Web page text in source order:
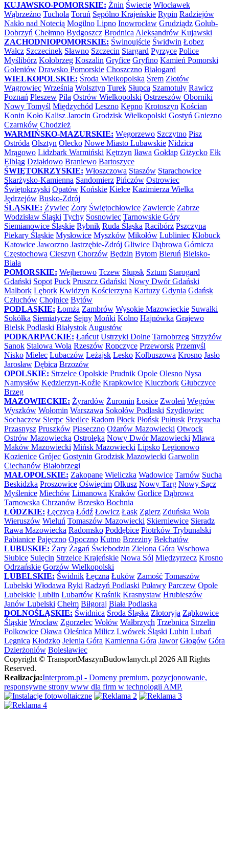
KUJAWSKO-POMORSKIE: Żnin Świecie Włocławek
Wąbrzeźno Tuchola Toruń Sępólno Krajeńskie Rypin Radziejów
Nakło nad Notecią Mogilno Lipno Inowrocław Grudziądz Golub-
Dobrzyń Chełmno Bydgoszcz Brodnica Aleksandrów Kujawski
ZACHODNIOPOMORSKIE: Świnoujście Świdwin Łobez
Wałcz Szczecinek Sławno Szczecin Stargard Pyrzyce Police
Myślibórz Kołobrzeg Koszalin Gryfice Gryfino Kamień Pomorski
Goleniów Drawsko Pomorskie Choszczno Białogard
WIELKOPOLSKIE: Środa Wielkopolska Śrem Złotów
Wągrowiec Września Wolsztyn Turek Słupca Szamotuły Rawicz
Poznań Pleszew Piła Ostrów Wielkopolski Ostrzeszów Oborniki
Nowy Tomyśl Międzychód Leszno Kępno Krotoszyn Kościan
Konin Koło Kalisz Jarocin Grodzisk Wielkopolski Gostyń Gniezno
Czarnków Chodzież
WARMIŃSKO-MAZURSKIE: Węgorzewo Szczytno Pisz
Ostróda Olsztyn Olecko Nowe Miasto Lubawskie Nidzica
Mrągowo Lidzbark Warmiński Kętrzyn Iława Gołdap Giżycko Ełk
Elbląg Działdowo Braniewo Bartoszyce
ŚWIĘTOKRZYSKIE: Włoszczowa Staszów Starachowice
Skarżysko-Kamienna Sandomierz Pińczów Ostrowiec
Świętokrzyski Opatów Końskie Kielce Kazimierza Wielka
Jędrzejów Busko-Zdrój
ŚLĄSKIE: Żywiec Żory Świętochłowice Zawiercie Zabrze
Wodzisław Śląski Tychy Sosnowiec Tarnowskie Góry
Siemianowice Śląskie Rybnik Ruda Śląska Racibórz Pszczyna
Piekary Śląskie Mysłowice Myszków Mikołów Lubliniec Kłobuck
Katowice Jaworzno Jastrzębie-Zdrój Gliwice Dąbrowa Górnicza
Częstochowa Cieszyn Chorzów Będzin Bytom Bieruń Bielsko-
Biała
POMORSKIE: Wejherowo Tczew Słupsk Sztum Starogard
Gdański Sopot Puck Pruszcz Gdański Nowy Dwór Gdański
Malbork Lębork Kwidzyn Kościerzyna Kartuzy Gdynia Gdańsk
Człuchów Chojnice Bytów
PODLASKIE: Łomża Zambrów Wysokie Mazowieckie Suwałki
Sokółka Siemiatycze Sejny Mońki Kolno Hajnówka Grajewo
Bielsk Podlaski Białystok Augustów
PODKARPACKIE: Łańcut Ustrzyki Dolne Tarnobrzeg Strzyżów
Sanok Stalowa Wola Rzeszów Ropczyce Przeworsk Przemyśl
Nisko Mielec Lubaczów Leżajsk Lesko Kolbuszowa Krosno Jasło
Jarosław Dębica Brzozów
OPOLSKIE: Strzelce Opolskie Prudnik Opole Olesno Nysa
Namysłów Kędzierzyn-Koźle Krapkowice Kluczbork Głubczyce
Brzeg
MAZOWIECKIE: Żyrardów Żuromin Łosice Zwoleń Węgrów
Wyszków Wołomin Warszawa Sokołów Podlaski Szydłowiec
Sochaczew Sierpc Siedlce Radom Płock Płońsk Pułtusk Przysucha
Przasnysz Pruszków Piaseczno Ożarów Mazowiecki Otwock
Ostrów Mazowiecka Ostrołęka Nowy Dwór Mazowiecki Mława
Maków Mazowiecki Mińsk Mazowiecki Lipsko Legionowo
Kozienice Grójec Gostynin Grodzisk Mazowiecki Garwolin
Ciechanów Białobrzegi
MAŁOPOLSKIE: Zakopane Wieliczka Wadowice Tarnów Sucha
Beskidzka Proszowice Oświęcim Olkusz Nowy Targ Nowy Sącz
Myślenice Miechów Limanowa Kraków Gorlice Dąbrowa
Tarnowska Chrzanów Brzesko Bochnia
ŁÓDZKIE: Łęczyca Łódź Łowicz Łask Zgierz Zduńska Wola
Wieruszów Wieluń Tomaszów Mazowiecki Skierniewice Sieradz
Rawa Mazowiecka Radomsko Poddębice Piotrków Trybunalski
Pabianice Pajęczno Opoczno Kutno Brzeziny Bełchatów
LUBUSKIE: Żary Żagań Świebodzin Zielona Góra Wschowa
Słubice Sulęcin Strzelce Krajeńskie Nowa Sól Międzyrzecz Krosno
Odrzańskie Gorzów Wielkopolski
LUBELSKIE: Świdnik Łęczna Łuków Zamość Tomaszów
Lubelski Włodawa Ryki Radzyń Podlaski Puławy Parczew Opole
Lubelskie Lublin Lubartów Kraśnik Krasnystaw Hrubieszów
Janów Lubelski Chełm Biłgoraj Biała Podlaska
DOLNOŚLĄSKIE: Świdnica Środa Śląska Złotoryja Ząbkowice
Śląskie Wrocław Zgorzelec Wołów Wałbrzych Trzebnica Strzelin
Polkowice Oława Oleśnica Milicz Lwówek Śląski Lubin Lubań
Legnica Kłodzko Jelenia Góra Kamienna Góra Jawor Głogów Góra
Dzierżoniów Bolesławiec
Copyright © TransportMaszynBudowlanych.pl 2026 All Rights
Reserved.
Realizacja:Interprom.pl - Domeny premium, pozycjonowanie,
responsywne strony www dla firm w technologii AMP.